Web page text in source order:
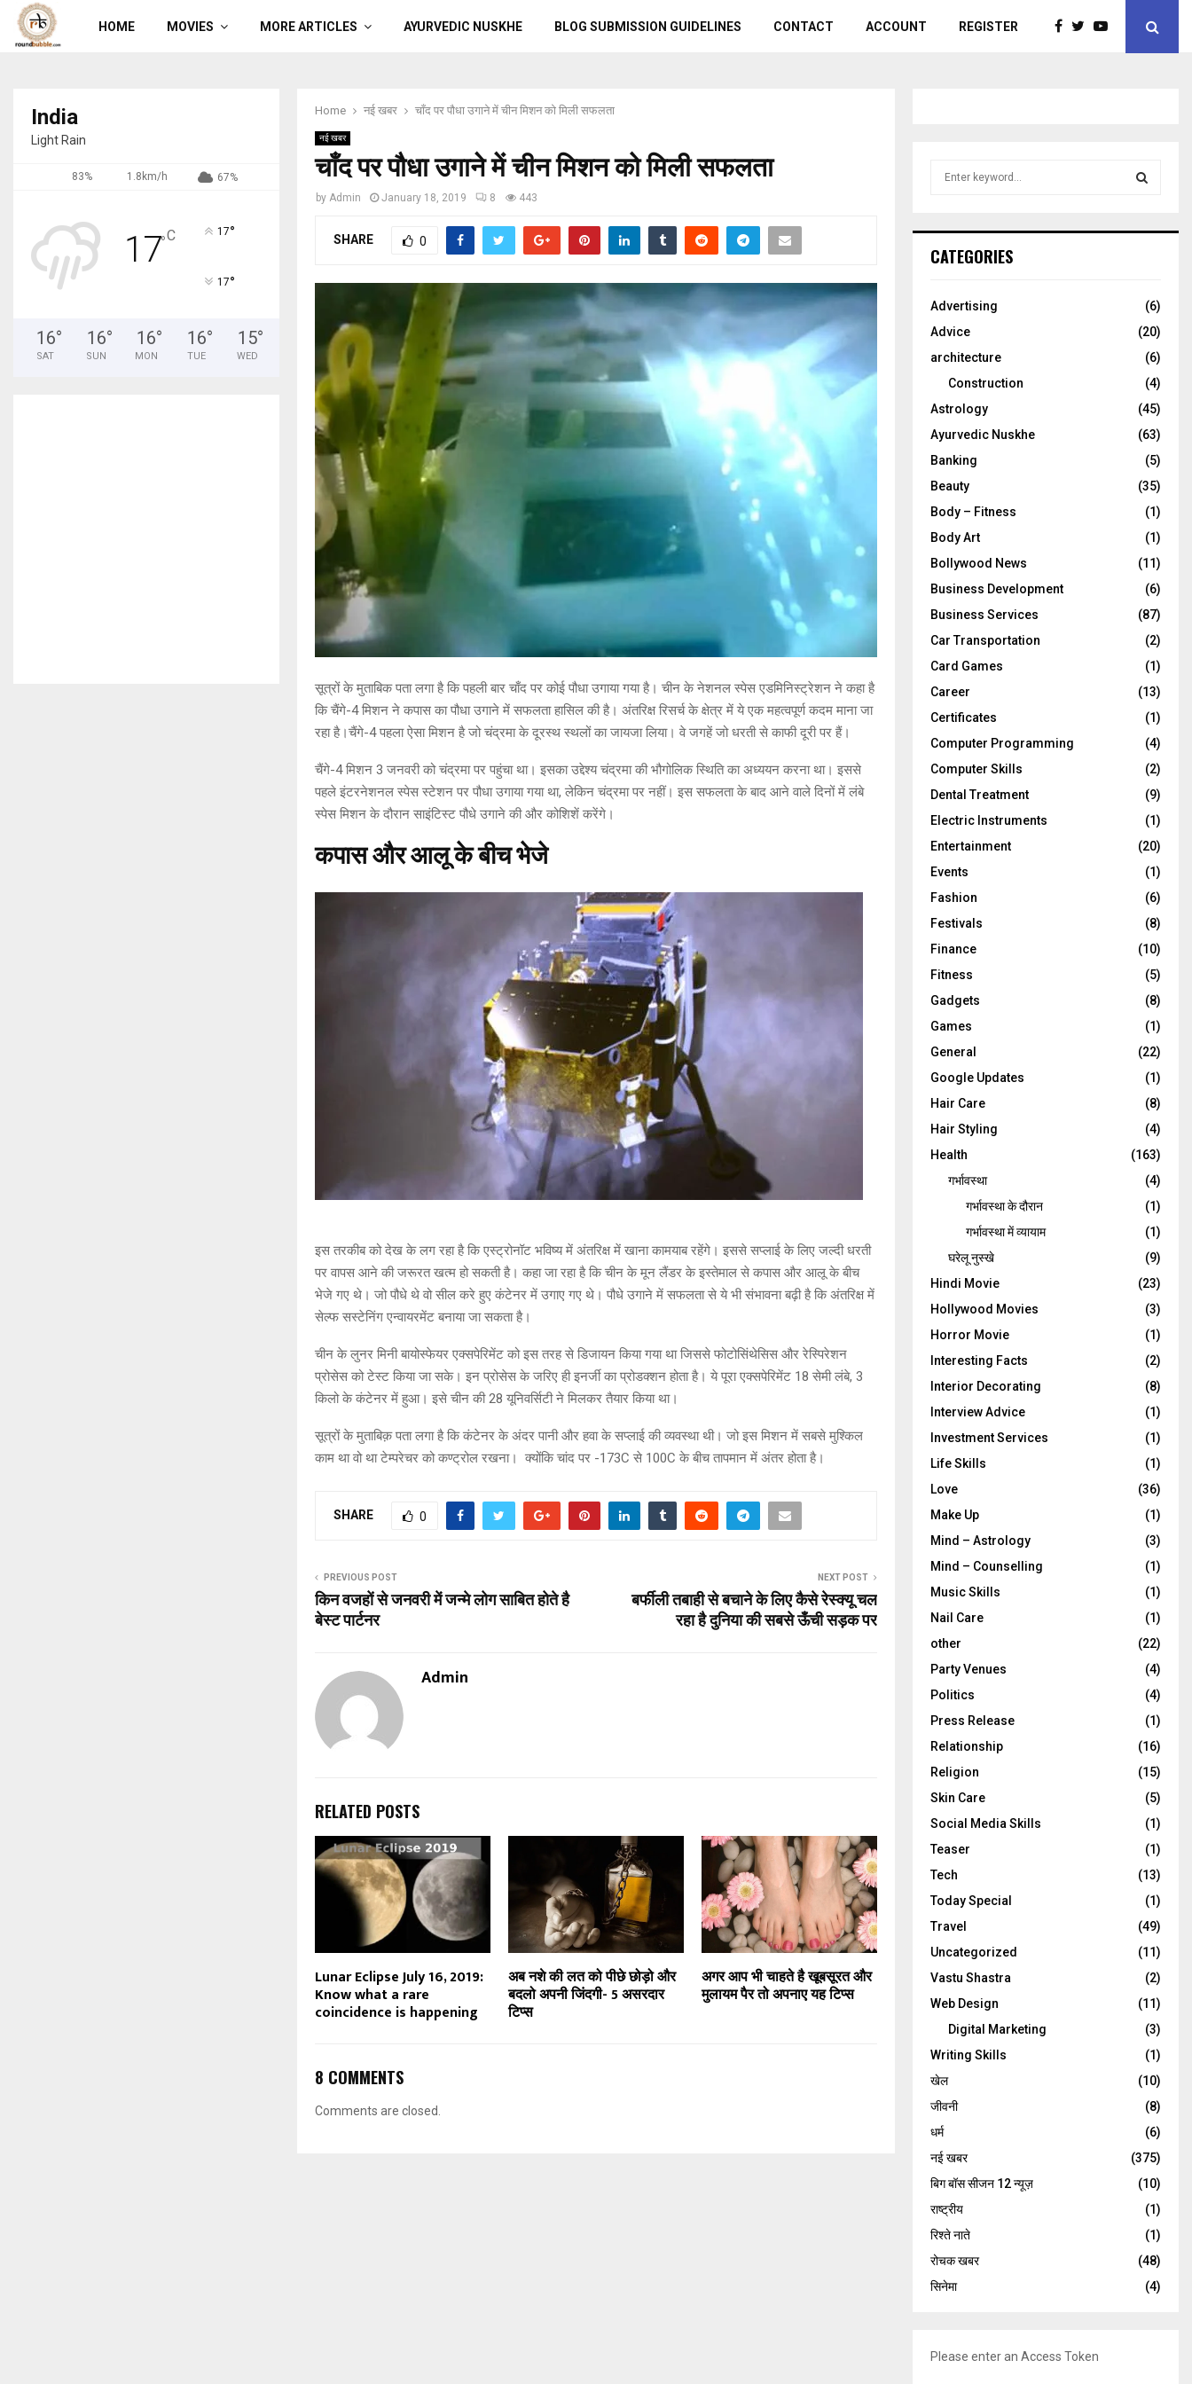
HOME MOVIES MORE ARTICLES AYURVEDIC NUSKHE BLOG SUBMISSION GUIDELINES CONTACT ACCOUNT REGISTER
Home नई खबर चाँद पर पौधा उगाने में चीन मिशन को मिली सफलता
नई खबर
चाँद पर पौधा उगाने में चीन मिशन को मिली सफलता
by Admin January 18, 2019 8 443
SHARE 0
सूत्रों के मुताबिक पता लगा है कि पहली बार चाँद पर कोई पौधा उगाया गया है। चीन के नेशनल स्पेस एडमिनिस्ट्रेशन ने कहा है
कि चैंगे-4 मिशन ने कपास का पौधा उगाने में सफलता हासिल की है। अंतरिक्ष रिसर्च के क्षेत्र में ये एक महत्वपूर्ण कदम माना जा
रहा है।चैंगे-4 पहला ऐसा मिशन है जो चंद्रमा के दूरस्थ स्थलों का जायजा लिया। वे जगहें जो धरती से काफी दूरी पर हैं।
चैंगे-4 मिशन 3 जनवरी को चंद्रमा पर पहुंचा था। इसका उद्देश्य चंद्रमा की भौगोलिक स्थिति का अध्ययन करना था। इससे
पहले इंटरनेशनल स्पेस स्टेशन पर पौधा उगाया गया था, लेकिन चंद्रमा पर नहीं। इस सफलता के बाद आने वाले दिनों में लंबे
स्पेस मिशन के दौरान साइंटिस्ट पौधे उगाने की और कोशिशें करेंगे।
कपास और आलू के बीच भेजे
इस तरकीब को देख के लग रहा है कि एस्ट्रोनॉट भविष्य में अंतरिक्ष में खाना कामयाब रहेंगे। इससे सप्लाई के लिए जल्दी धरती
पर वापस आने की जरूरत खत्म हो सकती है। कहा जा रहा है कि चीन के मून लैंडर के इस्तेमाल से कपास और आलू के बीच
भेजे गए थे। जो पौधे थे वो सील करे हुए कंटेनर में उगाए गए थे। पौधे उगाने में सफलता से ये भी संभावना बढ़ी है कि अंतरिक्ष में
सेल्फ सस्टेनिंग एन्वायरमेंट बनाया जा सकता है।
चीन के लुनर मिनी बायोस्फेयर एक्सपेरिमेंट को इस तरह से डिजायन किया गया था जिससे फोटोसिंथेसिस और रेस्पिरेशन
प्रोसेस को टेस्ट किया जा सके। इन प्रोसेस के जरिए ही इनर्जी का प्रोडक्शन होता है। ये पूरा एक्सपेरिमेंट 18 सेमी लंबे, 3
किलो के कंटेनर में हुआ। इसे चीन की 28 यूनिवर्सिटी ने मिलकर तैयार किया था।
सूत्रों के मुताबिक़ पता लगा है कि कंटेनर के अंदर पानी और हवा के सप्लाई की व्यवस्था थी। जो इस मिशन में सबसे मुश्किल
काम था वो था टेम्परेचर को कण्ट्रोल रखना। क्योंकि चांद पर -173C से 100C के बीच तापमान में अंतर होता है।
SHARE 0
PREVIOUS POST
किन वजहों से जनवरी में जन्मे लोग साबित होते है
बेस्ट पार्टनर
NEXT POST
बर्फीली तबाही से बचाने के लिए कैसे रेस्क्यू चल
रहा है दुनिया की सबसे ऊँची सड़क पर
Admin
RELATED POSTS
Lunar Eclipse July 16, 2019:
Know what a rare
coincidence is happening
अब नशे की लत को पीछे छोड़ो और
बदलो अपनी जिंदगी- 5 असरदार
टिप्स
अगर आप भी चाहते है खूबसूरत और
मुलायम पैर तो अपनाए यह टिप्स
8 COMMENTS
Comments are closed.
India
Light Rain
83% 1.8km/h 67%
17°C 17°
17°
16°
SAT
16°
SUN
16°
MON
16°
TUE
15°
WED
h
o
:
CATEGORIES
Advertising
(6)
Advice
(20)
architecture
(6)
Construction
(4)
Astrology
(45)
Ayurvedic Nuskhe
(63)
Banking
(5)
Beauty
(35)
Body – Fitness
(1)
Body Art
(1)
Bollywood News
(11)
Business Development
(6)
Business Services
(87)
Car Transportation
(2)
Card Games
(1)
Career
(13)
Certificates
(1)
Computer Programming
(4)
Computer Skills
(2)
Dental Treatment
(9)
Electric Instruments
(1)
Entertainment
(20)
Events
(1)
Fashion
(6)
Festivals
(8)
Finance
(10)
Fitness
(5)
Gadgets
(8)
Games
(1)
General
(22)
Google Updates
(1)
Hair Care
(8)
Hair Styling
(4)
Health
(163)
गर्भावस्था
(4)
गर्भावस्‍था के दौरान
(1)
गर्भावस्था में व्यायाम
(1)
घरेलू नुस्‍खे
(9)
Hindi Movie
(23)
Hollywood Movies
(3)
Horror Movie
(1)
Interesting Facts
(2)
Interior Decorating
(8)
Interview Advice
(1)
Investment Services
(1)
Life Skills
(1)
Love
(36)
Make Up
(1)
Mind – Astrology
(3)
Mind – Counselling
(1)
Music Skills
(1)
Nail Care
(1)
other
(22)
Party Venues
(4)
Politics
(4)
Press Release
(1)
Relationship
(16)
Religion
(15)
Skin Care
(5)
Social Media Skills
(1)
Teaser
(1)
Tech
(13)
Today Special
(1)
Travel
(49)
Uncategorized
(11)
Vastu Shastra
(2)
Web Design
(11)
Digital Marketing
(3)
Writing Skills
(1)
खेल
(10)
जीवनी
(8)
धर्म
(6)
नई खबर
(375)
बिग बॉस सीजन 12 न्यूज़
(10)
राष्ट्रीय
(1)
रिश्ते नाते
(1)
रोचक खबर
(48)
सिनेमा
(4)
Please enter an Access Token